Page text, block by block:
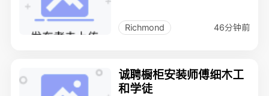
Richmond 46分钟前
诚聘橱柜安装师傅细木工
和学徒